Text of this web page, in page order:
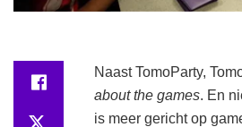
Naast TomoParty,
about the games. En
is meer gericht op